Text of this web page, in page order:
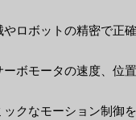
ロボットの精密で正
ボモータの速度、位
クなモーション制御